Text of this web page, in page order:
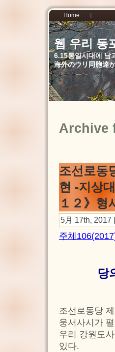
Home
웹 우리 동
6.15통일시대에 남
海外のウリ同胞達
Archive
조선로동
현 -지상
１２》형
5月 17th, 2017
주체
당
조선로동당
웅서사시가
우리 강원도
있다.